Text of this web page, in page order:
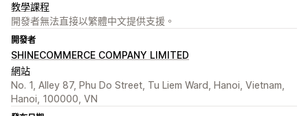
教學課程
開發者無法直接以繁體中文提供支援。
開發者
SHINECOMMERCE COMPANY LIMITED
網站
No. 1, Alley 87, Phu Do Street, Tu Liem Ward, Hanoi, Vietnam,
Hanoi, 100000, VN